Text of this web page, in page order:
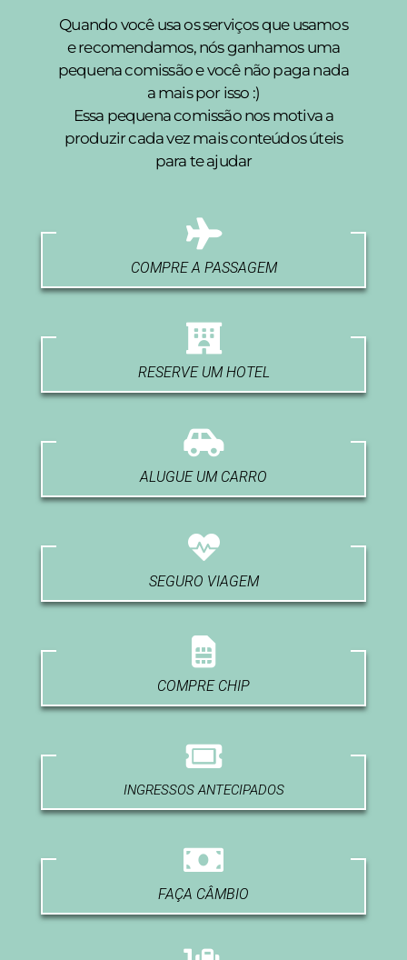
Quando você usa os serviços que usamos
e recomendamos, nós ganhamos uma
pequena comissão e você não paga nada
a mais por isso :)
Essa pequena comissão nos motiva a
produzir cada vez mais conteúdos úteis
para te ajudar
COMPRE A PASSAGEM
RESERVE UM HOTEL
ALUGUE UM CARRO
SEGURO VIAGEM
COMPRE CHIP
INGRESSOS ANTECIPADOS
FAÇA CÂMBIO